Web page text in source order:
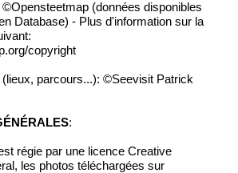
(données disponibles
Database) - Plus d'information sur la
copyright
parcours...): ©Seevisit Patrick
:
régie par une licence Creative
les photos téléchargées sur